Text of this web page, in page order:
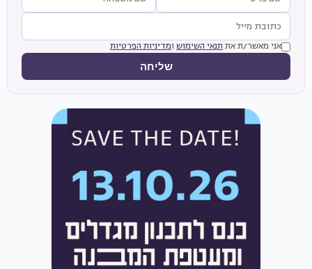
אני מאשר/ת את תנאי השימוש ומדיניות הפרטיות
שליחה